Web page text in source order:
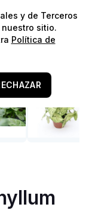
a 60€!*⭐️
y de Terceros
sitio.
Política de